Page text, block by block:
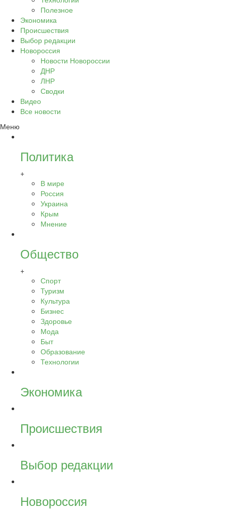
Полезное
Экономика
Происшествия
Выбор редакции
Новороссия
Новости Новороссии
ДНР
ЛНР
Сводки
Видео
Все новости
Меню
Политика
+
В мире
Россия
Украина
Крым
Мнение
Общество
+
Спорт
Туризм
Культура
Бизнес
Здоровье
Мода
Быт
Образование
Технологии
Экономика
Происшествия
Выбор редакции
Новороссия